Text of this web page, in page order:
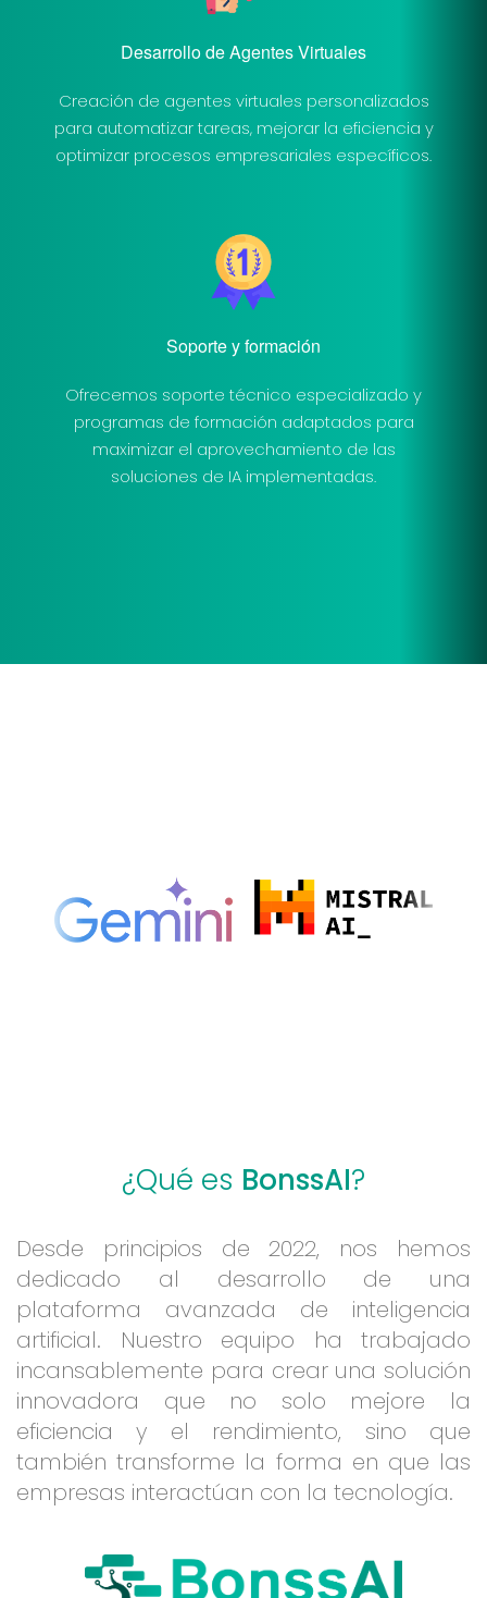
Desarrollo de Agentes Virtuales
Creación de agentes virtuales personalizados
para automatizar tareas, mejorar la eficiencia y
optimizar procesos empresariales específicos.
Soporte y formación
Ofrecemos soporte técnico especializado y
programas de formación adaptados para
maximizar el aprovechamiento de las
soluciones de IA implementadas.
¿Qué es BonssAI?
Desde principios de 2022, nos hemos
dedicado al desarrollo de una
plataforma avanzada de inteligencia
artificial. Nuestro equipo ha trabajado
incansablemente para crear una solución
innovadora que no solo mejore la
eficiencia y el rendimiento, sino que
también transforme la forma en que las
empresas interactúan con la tecnología.